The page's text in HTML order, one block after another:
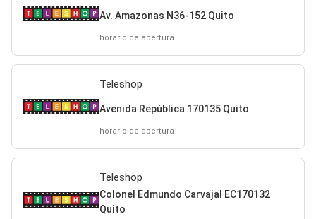
Av. Amazonas N36-152 Quito
horario de apertura
Teleshop
Avenida República 170135 Quito
horario de apertura
Teleshop
Colonel Edmundo Carvajal EC170132
Quito